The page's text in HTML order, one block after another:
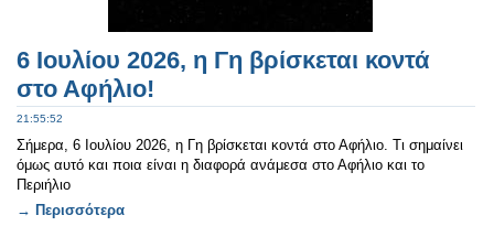
6 Ιουλίου 2026, η Γη βρίσκεται κοντά
στο Αφήλιο!
21:55:52
Σήμερα, 6 Ιουλίου 2026, η Γη βρίσκεται κοντά στο Αφήλιο. Τι σημαίνει
όμως αυτό και ποια είναι η διαφορά ανάμεσα στο Αφήλιο και το
Περιήλιο
→ Περισσότερα